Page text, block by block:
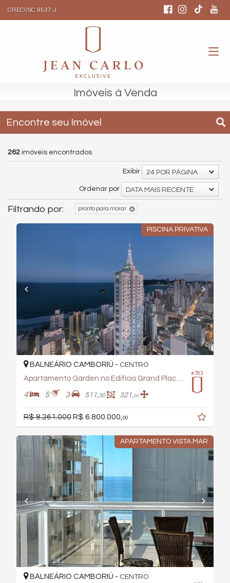
CRECI/SC 9537-J
Imóveis à Venda
Encontre seu Imóvel
262 imóveis encontrados
Exibir 24 POR PÁGINA
Ordenar por DATA MAIS RECENTE
Filtrando por: pronto para morar
PISCINA PRIVATIVA
#783
BALNEÁRIO CAMBORIÚ - CENTRO
Apartamento Garden no Edifício Grand Place Tower
4 5 3 511,30 321,06
R$ 8.261.000R$ 6.800.000, 00
APARTAMENTO VISTA MAR
BALNEÁRIO CAMBORIÚ - CENTRO